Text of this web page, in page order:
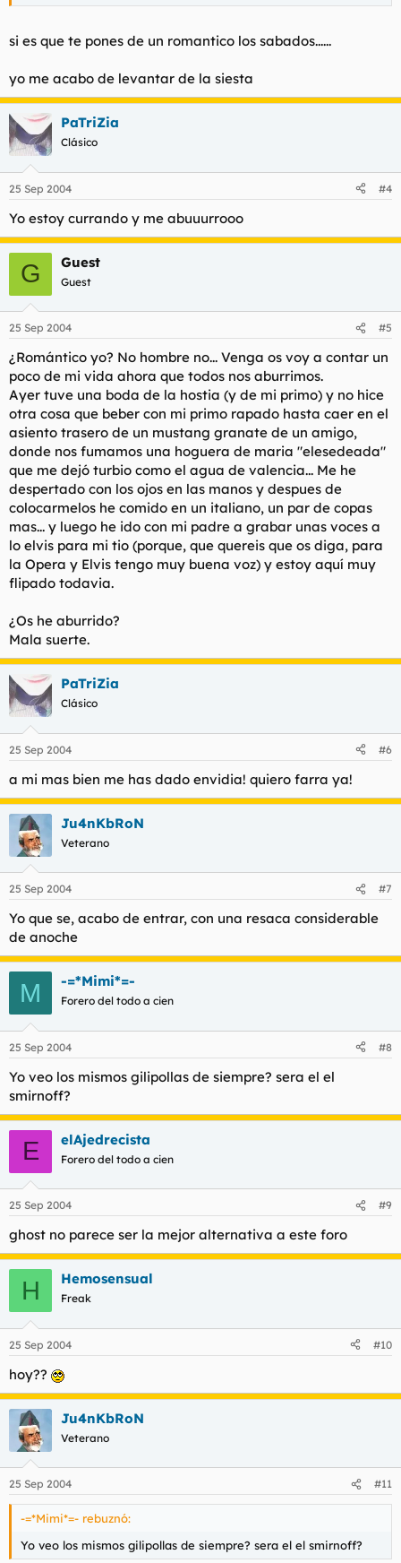
si es que te pones de un romantico los sabados......
yo me acabo de levantar de la siesta
PaTriZia
Clásico
25 Sep 2004 #4
Yo estoy currando y me abuuurrooo
G Guest
Guest
25 Sep 2004 #5
¿Romántico yo? No hombre no... Venga os voy a contar un
poco de mi vida ahora que todos nos aburrimos.
Ayer tuve una boda de la hostia (y de mi primo) y no hice
otra cosa que beber con mi primo rapado hasta caer en el
asiento trasero de un mustang granate de un amigo,
donde nos fumamos una hoguera de maria "elesedeada"
que me dejó turbio como el agua de valencia... Me he
despertado con los ojos en las manos y despues de
colocarmelos he comido en un italiano, un par de copas
mas... y luego he ido con mi padre a grabar unas voces a
lo elvis para mi tio (porque, que quereis que os diga, para
la Opera y Elvis tengo muy buena voz) y estoy aquí muy
flipado todavia.
¿Os he aburrido?
Mala suerte.
PaTriZia
Clásico
25 Sep 2004 #6
a mi mas bien me has dado envidia! quiero farra ya!
Ju4nKbRoN
Veterano
25 Sep 2004 #7
Yo que se, acabo de entrar, con una resaca considerable
de anoche
M -=*Mimi*=-
Forero del todo a cien
25 Sep 2004 #8
Yo veo los mismos gilipollas de siempre? sera el el
smirnoff?
E elAjedrecista
Forero del todo a cien
25 Sep 2004 #9
ghost no parece ser la mejor alternativa a este foro
H Hemosensual
Freak
25 Sep 2004 #10
hoy??
Ju4nKbRoN
Veterano
25 Sep 2004 #11
-=*Mimi*=- rebuznó:
Yo veo los mismos gilipollas de siempre? sera el el smirnoff?